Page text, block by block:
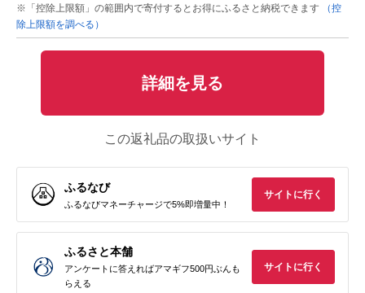
※「控除上限額」の範囲内で寄付するとお得にふるさと納税できます
（控
除上限額を調べる）
詳細を見る
この返礼品の取扱いサイト
ふるなび
ふるなびマネーチャージで5%即増量中！
サイトに行く
ふるさと本舗
アンケートに答えればアマギフ500円ぶんも
らえる
サイトに行く